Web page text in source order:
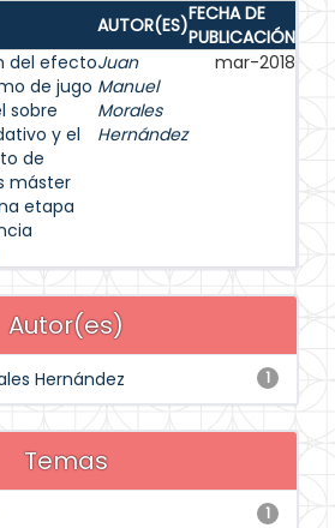
AUTOR(ES)FECHA DE
PUBLICACIÓN
del efecto
de jugo
sobre
y el
de
máster
etapa
Juan
Manuel
Morales
Hernández
mar-2018
Autor(es)
1
Hernández
Temas
1